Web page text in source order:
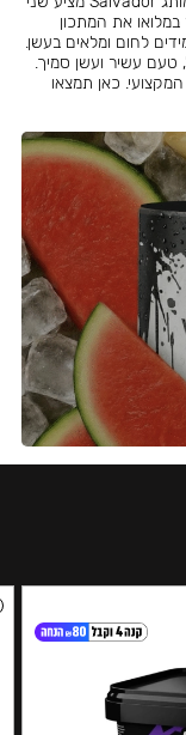
את המתכון
טעם עשיר ועשן סמיך.
כאן תמצאו